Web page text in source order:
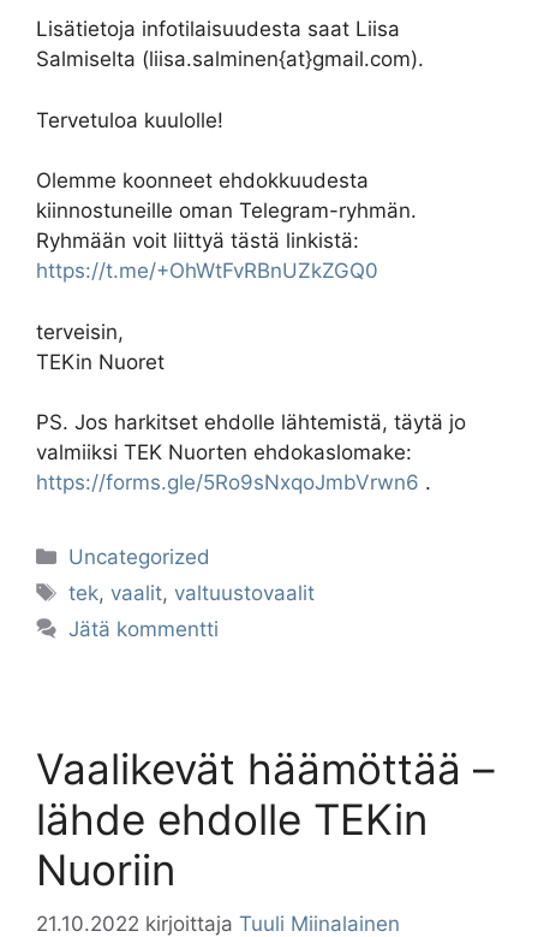
Lisätietoja infotilaisuudesta saat Liisa
Salmiselta (liisa.salminen{at}gmail.com).
Tervetuloa kuulolle!
Olemme koonneet ehdokkuudesta
kiinnostuneille oman Telegram-ryhmän.
Ryhmään voit liittyä tästä linkistä:
https://t.me/+OhWtFvRBnUZkZGQ0
terveisin,
TEKin Nuoret
PS. Jos harkitset ehdolle lähtemistä, täytä jo
valmiiksi TEK Nuorten ehdokaslomake:
https://forms.gle/5Ro9sNxqoJmbVrwn6 .
Kategoriat
Uncategorized
Avainsanat
tek,vaalit,valtuustovaalit
Jätä kommentti
Vaalikevät häämöttää –
lähde ehdolle TEKin
Nuoriin
21.10.2022 kirjoittaja Tuuli Miinalainen